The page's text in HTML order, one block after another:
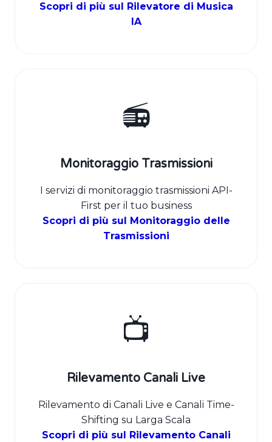
Scopri di più sul Rilevatore di Musica
IA
📻
Monitoraggio Trasmissioni
I servizi di monitoraggio trasmissioni API-
First per il tuo business
Scopri di più sul Monitoraggio delle
Trasmissioni
📺
Rilevamento Canali Live
Rilevamento di Canali Live e Canali Time-
Shifting su Larga Scala
Scopri di più sul Rilevamento Canali